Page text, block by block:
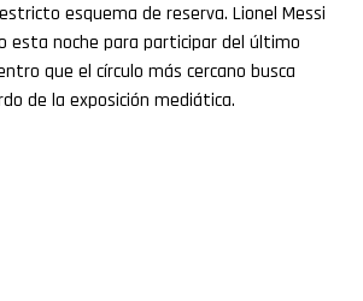
esquema de reserva. Lionel Messi
esta noche para participar del último
que el círculo más cercano busca
de la exposición mediática.